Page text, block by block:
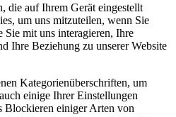
die auf Ihrem Gerät eingestellt
um uns mitzuteilen, wenn Sie
Sie mit uns interagieren, Ihre
Ihre Beziehung zu unserer Website
Kategorienüberschriften, um
einige Ihrer Einstellungen
Blockieren einiger Arten von